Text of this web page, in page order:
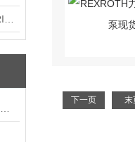
下一页 末